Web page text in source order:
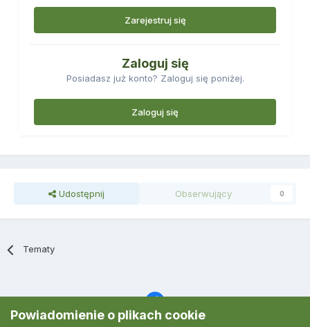
Zarejestruj się
Zaloguj się
Posiadasz już konto? Zaloguj się poniżej.
Zaloguj się
Udostępnij Obserwujący 0
Tematy
Powiadomienie o plikach cookie